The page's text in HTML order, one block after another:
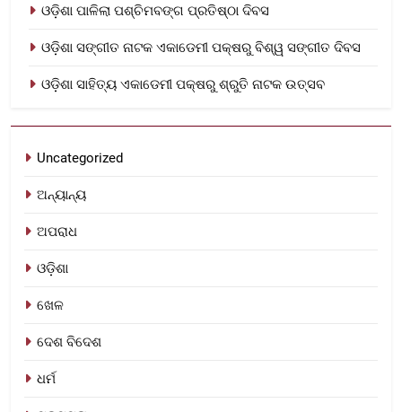
ଓଡ଼ିଶା ପାଳିଲା ପଶ୍ଚିମବଙ୍ଗ ପ୍ରତିଷ୍ଠା ଦିବସ
ଓଡ଼ିଶା ସଙ୍ଗୀତ ନାଟକ ଏକାଡେମୀ ପକ୍ଷରୁ ବିଶ୍ୱ ସଙ୍ଗୀତ ଦିବସ
ଓଡ଼ିଶା ସାହିତ୍ୟ ଏକାଡେମୀ ପକ୍ଷରୁ ଶ୍ରୁତି ନାଟକ ଉତ୍ସବ
Uncategorized
ଅନ୍ୟାନ୍ୟ
ଅପରାଧ
ଓଡ଼ିଶା
ଖେଳ
ଦେଶ ବିଦେଶ
ଧର୍ମ